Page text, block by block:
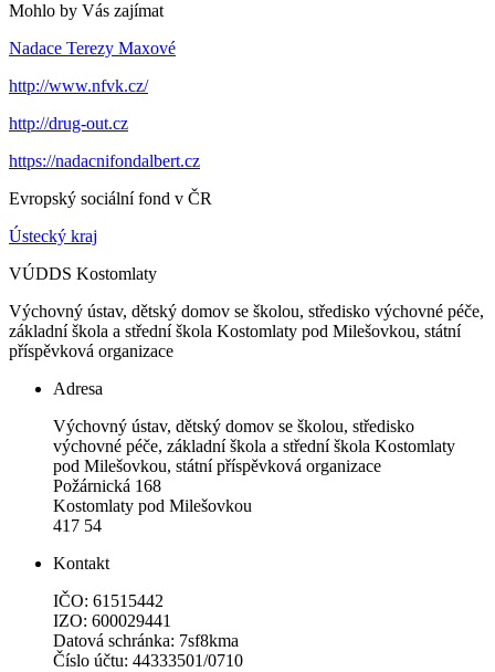
Mohlo by Vás zajímat
Nadace Terezy Maxové
http://www.nfvk.cz/
http://drug-out.cz
https://nadacnifondalbert.cz
Evropský sociální fond v ČR
Ústecký kraj
VÚDDS Kostomlaty
Výchovný ústav, dětský domov se školou, středisko výchovné péče,
základní škola a střední škola Kostomlaty pod Milešovkou, státní
příspěvková organizace
Adresa
Výchovný ústav, dětský domov se školou, středisko
výchovné péče, základní škola a střední škola Kostomlaty
pod Milešovkou, státní příspěvková organizace
Požárnická 168
Kostomlaty pod Milešovkou
417 54
Kontakt
IČO: 61515442
IZO: 600029441
Datová schránka: 7sf8kma
Číslo účtu: 44333501/0710